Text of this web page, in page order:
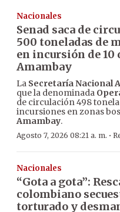
Nacionales
Senad saca de
500 toneladas de
en incursión de 10
Amambay
La Secretaría Nacional
que la denominada
de circulación 498
incursiones en zonas
Amambay.
Agosto 7, 2026 08:21 a. m. ·
Nacionales
“Gota a gota”:
colombiano
torturado y